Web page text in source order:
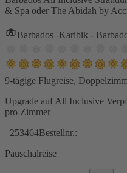
& Spa oder The Abidah by
Barbados -Karibik -
9-tägige Flugreise,
Upgrade auf All Inclusive
pro Zimmer
253464Bestellnr.:
Pauschalreise